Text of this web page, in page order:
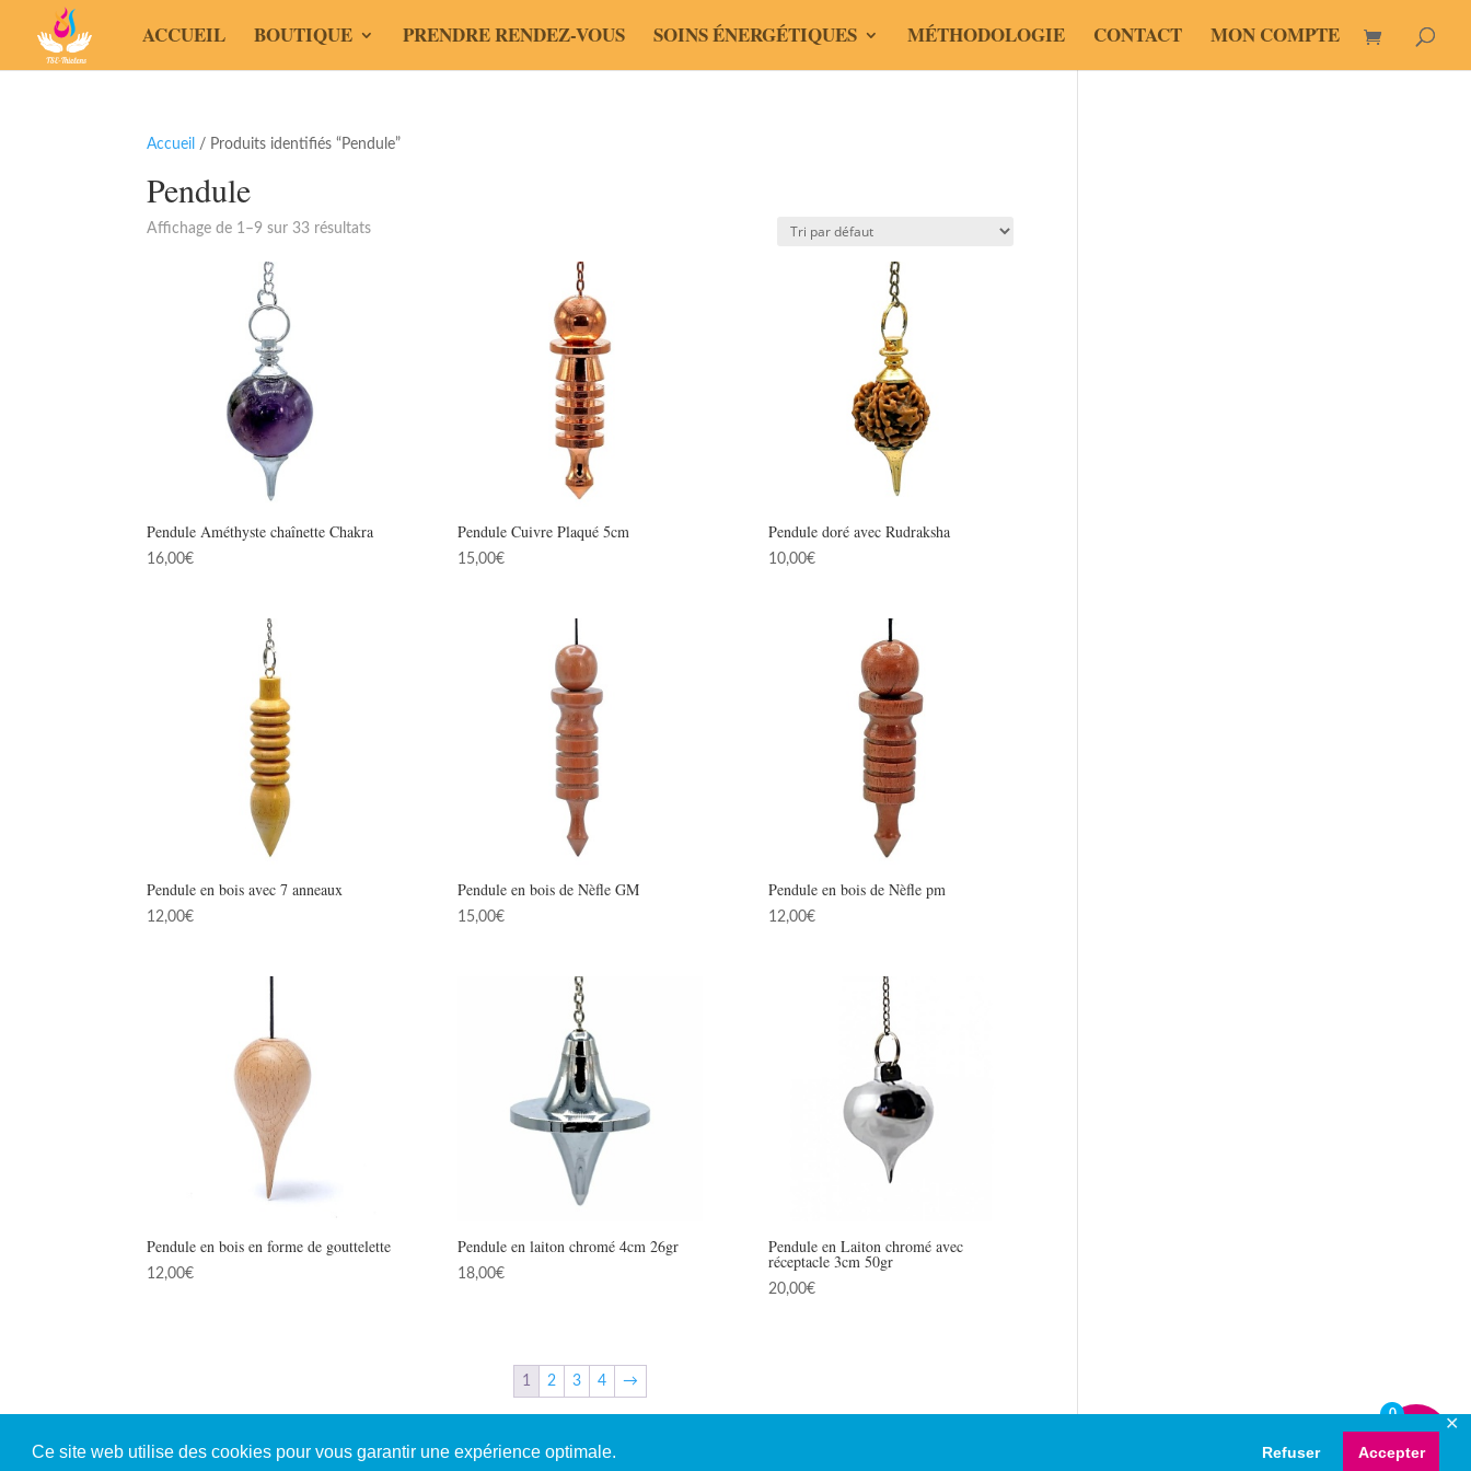
Ce site web utilise des cookies pour vous garantir une expérience optimale. Refuser Accepter
✕
ACCUEIL BOUTIQUE PRENDRE RENDEZ-VOUS SOINS ÉNERGÉTIQUES MÉTHODOLOGIE CONTACT MON COMPTE
Accueil / Produits identifiés “Pendule”
Pendule
Affichage de 1–9 sur 33 résultats
Pendule Améthyste chaînette Chakra
16,00€
Pendule Cuivre Plaqué 5cm
15,00€
Pendule doré avec Rudraksha
10,00€
Pendule en bois avec 7 anneaux
12,00€
Pendule en bois de Nèfle GM
15,00€
Pendule en bois de Nèfle pm
12,00€
Pendule en bois en forme de gouttelette
12,00€
Pendule en laiton chromé 4cm 26gr
18,00€
Pendule en Laiton chromé avec
réceptacle 3cm 50gr
20,00€
1 2 3 4 →
© Copyright 2026
0